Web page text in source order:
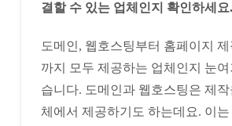
결할 수 있는 업체인지 확인하세요.
도메인, 웹호스팅부터 홈페이지
까지 모두 제공하는 업체인지 눈
습니다. 도메인과 웹호스팅은 제
체에서 제공하기도 하는데요. 이는